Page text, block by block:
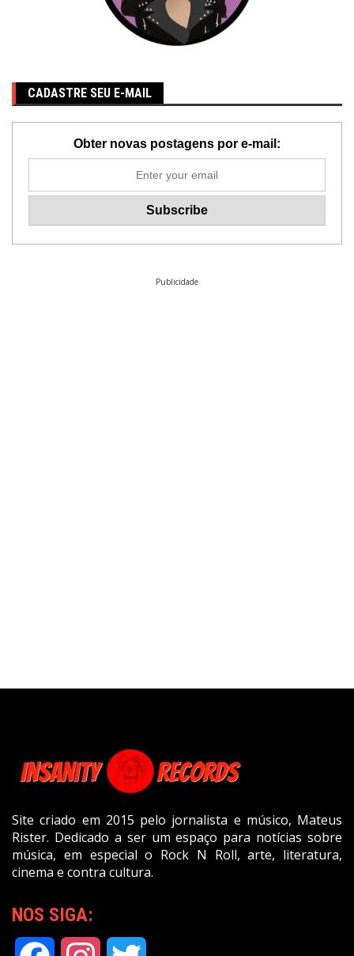
CADASTRE SEU E-MAIL
Obter novas postagens por e-mail:
Publicidade
Site criado em 2015 pelo jornalista e músico, Mateus
Rister. Dedicado a ser um espaço para notícias sobre
música, em especial o Rock N Roll, arte, literatura,
cinema e contra cultura.
NOS SIGA: